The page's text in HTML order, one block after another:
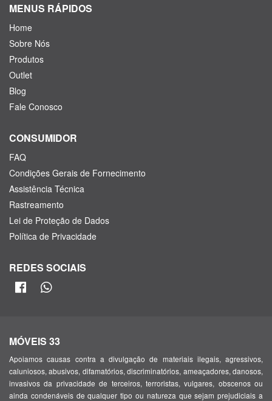
MENUS RÁPIDOS
Home
Sobre Nós
Produtos
Outlet
Blog
Fale Conosco
CONSUMIDOR
FAQ
Condições Gerais de Fornecimento
Assistência Técnica
Rastreamento
Lei de Proteção de Dados
Política de Privacidade
REDES SOCIAIS
MÓVEIS 33
Apoiamos causas contra a divulgação de materiais ilegais, agressivos,
caluniosos, abusivos, difamatórios, discriminatórios, ameaçadores, danosos,
invasivos da privacidade de terceiros, terroristas, vulgares, obscenos ou
ainda condenáveis de qualquer tipo ou natureza que sejam prejudiciais a